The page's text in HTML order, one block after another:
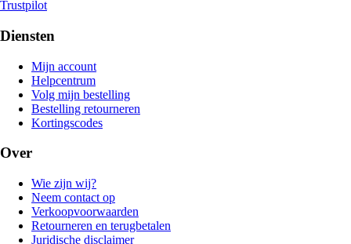
Trustpilot
Diensten
Mijn account
Helpcentrum
Volg mijn bestelling
Bestelling retourneren
Kortingscodes
Over
Wie zijn wij?
Neem contact op
Verkoopvoorwaarden
Retourneren en terugbetalen
Juridische disclaimer